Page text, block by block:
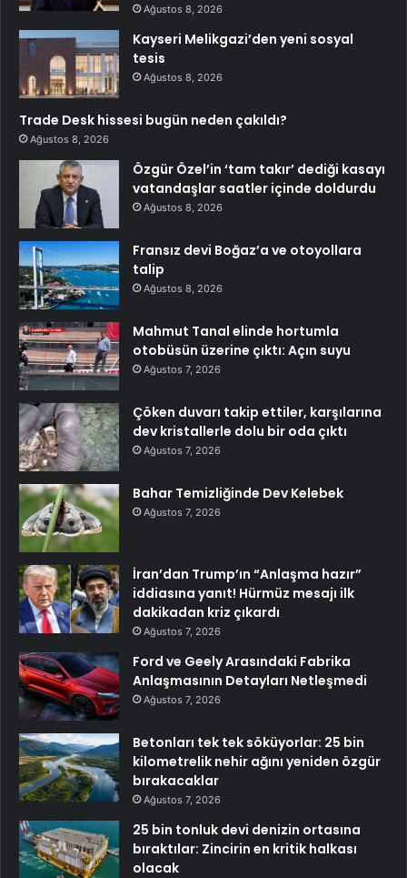
Ağustos 8, 2026
Kayseri Melikgazi’den yeni sosyal
tesis
Ağustos 8, 2026
Trade Desk hissesi bugün neden çakıldı?
Ağustos 8, 2026
Özgür Özel’in ‘tam takır’ dediği kasayı
vatandaşlar saatler içinde doldurdu
Ağustos 8, 2026
Fransız devi Boğaz’a ve otoyollara
talip
Ağustos 8, 2026
Mahmut Tanal elinde hortumla
otobüsün üzerine çıktı: Açın suyu
Ağustos 7, 2026
Çöken duvarı takip ettiler, karşılarına
dev kristallerle dolu bir oda çıktı
Ağustos 7, 2026
Bahar Temizliğinde Dev Kelebek
Ağustos 7, 2026
İran’dan Trump’ın “Anlaşma hazır”
iddiasına yanıt! Hürmüz mesajı ilk
dakikadan kriz çıkardı
Ağustos 7, 2026
Ford ve Geely Arasındaki Fabrika
Anlaşmasının Detayları Netleşmedi
Ağustos 7, 2026
Betonları tek tek söküyorlar: 25 bin
kilometrelik nehir ağını yeniden özgür
bırakacaklar
Ağustos 7, 2026
25 bin tonluk devi denizin ortasına
bıraktılar: Zincirin en kritik halkası
olacak